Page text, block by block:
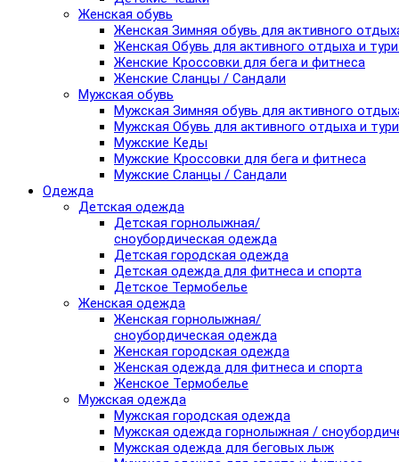
Женская обувь
Женская Зимняя обувь для активного
Женская Обувь для активного отдыха и
Женские Кроссовки для бега и фитнеса
Женские Сланцы / Сандали
Мужская обувь
Мужская Зимняя обувь для активного
Мужская Обувь для активного отдыха и
Мужские Кеды
Мужские Кроссовки для бега и фитнеса
Мужские Сланцы / Сандали
Одежда
Детская одежда
Детская горнолыжная/
сноубордическая одежда
Детская городская одежда
Детская одежда для фитнеса и спорта
Детское Термобелье
Женская одежда
Женская горнолыжная/
сноубордическая одежда
Женская городская одежда
Женская одежда для фитнеса и спорта
Женское Термобелье
Мужская одежда
Мужская городская одежда
Мужская одежда горнолыжная /
Мужская одежда для беговых лыж